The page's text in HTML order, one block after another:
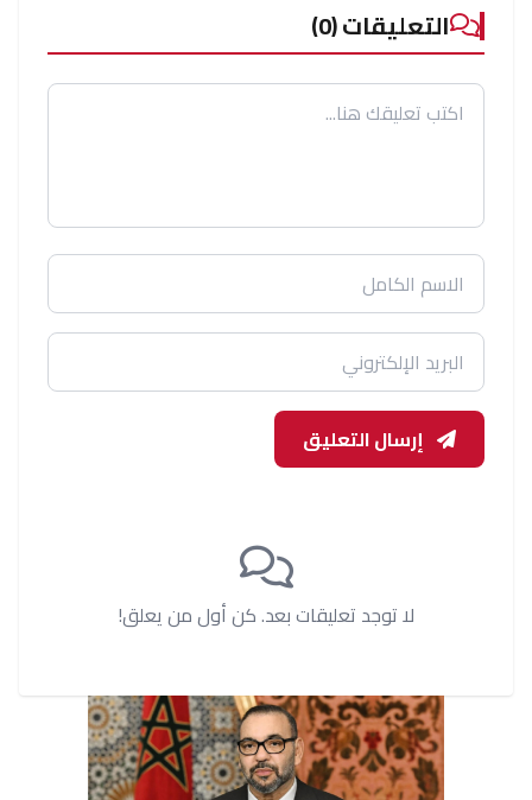
التعليقات (0)
إرسال التعليق
لا توجد تعليقات بعد. كن أول من يعلق!